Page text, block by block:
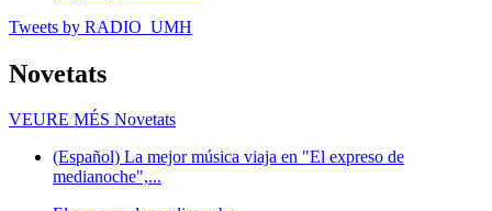
Tweets by RADIO_UMH
Novetats
VEURE MÉS Novetats
(Español) La mejor música viaja en "El expreso de
medianoche",...